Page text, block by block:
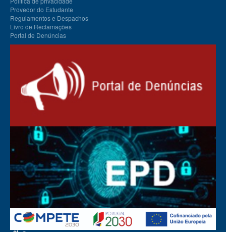
Provedor do Estudante
Regulamentos e Despachos
Livro de Reclamações
Portal de Denúncias